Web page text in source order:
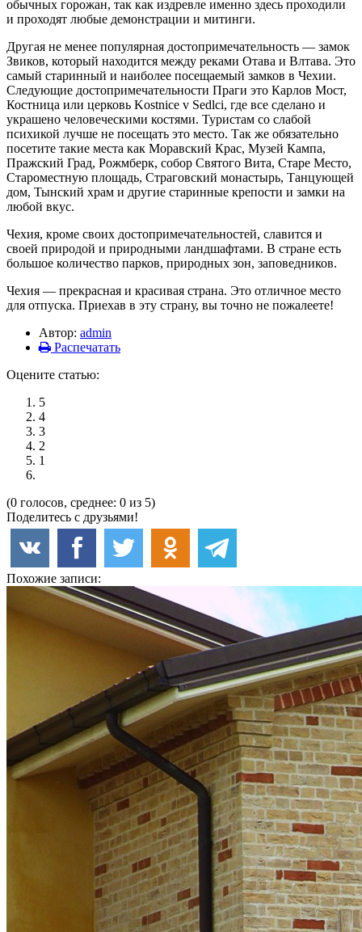
обычных горожан, так как издревле именно здесь проходили
и проходят любые демонстрации и митинги.
Другая не менее популярная достопримечательность — замок
Звиков, который находится между реками Отава и Влтава. Это
самый старинный и наиболее посещаемый замков в Чехии.
Следующие достопримечательности Праги это Карлов Мост,
Костница или церковь Kostnice v Sedlci, где все сделано и
украшено человеческими костями. Туристам со слабой
психикой лучше не посещать это место. Так же обязательно
посетите такие места как Моравский Крас, Музей Кампа,
Пражский Град, Рожмберк, собор Святого Вита, Старе Место,
Староместную площадь, Страговский монастырь, Танцующей
дом, Тынский храм и другие старинные крепости и замки на
любой вкус.
Чехия, кроме своих достопримечательностей, славится и
своей природой и природными ландшафтами. В стране есть
большое количество парков, природных зон, заповедников.
Чехия — прекрасная и красивая страна. Это отличное место
для отпуска. Приехав в эту страну, вы точно не пожалеете!
Автор: admin
Распечатать
Оцените статью:
5
4
3
2
1
(0 голосов, среднее: 0 из 5)
Поделитесь с друзьями!
Похожие записи: